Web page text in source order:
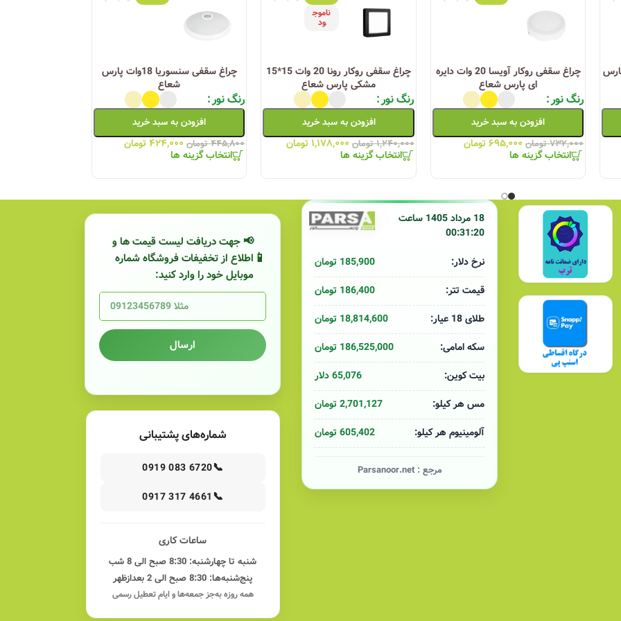
با درصد رطوبت بالا (استخرها و سرویس های بهداشتی و … ) بنا به سفارش
۱۲وات پارس
چراغ سقفی روکار آویسا 20 وات دایره
ای پارس شعاع
رنگ نور
افزودن به سبد خرید
۷۳۲,۰۰۰ تومان ۶۹۵,۰۰۰تومان
انتخاب گزینه ها
ناموج
ود
چراغ سقفی روکار رونا 20 وات 15*15
مشکی پارس شعاع
رنگ نور
افزودن به سبد خرید
۱,۲۴۰,۰۰۰ تومان ۱,۱۷۸,۰۰۰ تومان
انتخاب گزینه ها
چراغ سقفی سنسوریا 18وات پارس
شعاع
رنگ نور
افزودن به سبد خرید
۴۴۵,۸۰۰ تومان ۴۲۴,۰۰۰ تومان
انتخاب گزینه ها
18 مرداد 1405 ساعت
00:31:20
نرخ دلار:
185,900 تومان
قیمت تتر:
186,400 تومان
طلای 18 عیار:
18,814,600 تومان
سکه امامی:
186,525,000 تومان
بیت کوین:
65,076 دلار
مس هر کیلو:
2,701,127 تومان
آلومینیوم هر کیلو:
605,402 تومان
مرجع :Parsanoor.net
📢 جهت دریافت لیست قیمت ها و
اطلاع از تخفیفات فروشگاه شماره
موبایل خود را وارد کنید:
ارسال
شماره‌های پشتیبانی
📞
0919 083 6720
📞
0917 317 4661
ساعات کاری
شنبه تا چهارشنبه: 8:30 صبح الی 8 شب
پنج‌شنبه‌ها: 8:30 صبح الی 2 بعدازظهر
همه روزه به‌جز جمعه‌ها و ایام تعطیل رسمی